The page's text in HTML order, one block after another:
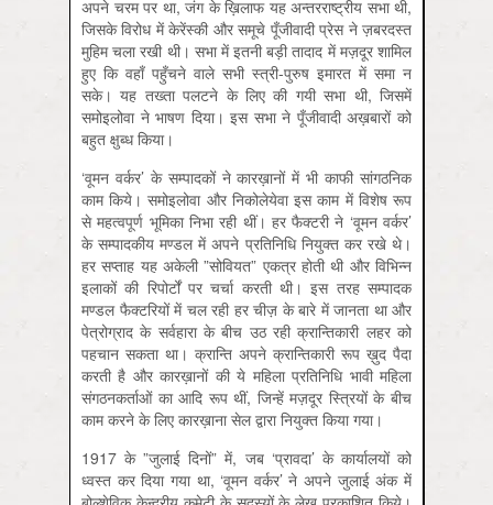
अपने चरम पर था, जंग के ख़िलाफ यह अन्तरराष्ट्रीय सभा थी,
जिसके विरोध में केरेंस्की और समूचे पूँजीवादी प्रेस ने ज़बरदस्त
मुहिम चला रखी थी। सभा में इतनी बड़ी तादाद में मज़दूर शामिल
हुए कि वहाँ पहुँचने वाले सभी स्त्री-पुरुष इमारत में समा न
सके। यह तख्ता पलटने के लिए की गयी सभा थी, जिसमें
समोइलोवा ने भाषण दिया। इस सभा ने पूँजीवादी अख़बारों को
बहुत क्षुब्ध किया।
‘वूमन वर्कर’ के सम्पादकों ने कारख़ानों में भी काफी सांगठनिक
काम किये। समोइलोवा और निकोलेयेवा इस काम में विशेष रूप
से महत्‍वपूर्ण भूमिका निभा रही थीं। हर फैक्टरी ने ‘वूमन वर्कर’
के सम्पादकीय मण्डल में अपने प्रतिनिधि नियुक्त कर रखे थे।
हर सप्ताह यह अकेली ”सोवियत” एकत्र होती थी और विभिन्न
इलाकों की रिपोर्टों पर चर्चा करती थी। इस तरह सम्पादक
मण्डल फैक्टरियों में चल रही हर चीज़ के बारे में जानता था और
पेत्रोग्राद के सर्वहारा के बीच उठ रही क्रान्तिकारी लहर को
पहचान सकता था। क्रान्ति अपने क्रान्तिकारी रूप ख़ुद पैदा
करती है और कारख़ानों की ये महिला प्रतिनिधि भावी महिला
संगठनकर्ताओं का आदि रूप थीं, जिन्हें मज़दूर स्त्रियों के बीच
काम करने के लिए कारख़ाना सेल द्वारा नियुक्त किया गया।
1917 के ”जुलाई दिनों” में, जब ‘प्रावदा’ के कार्यालयों को
ध्‍वस्त कर दिया गया था, ‘वूमन वर्कर’ ने अपने जुलाई अंक में